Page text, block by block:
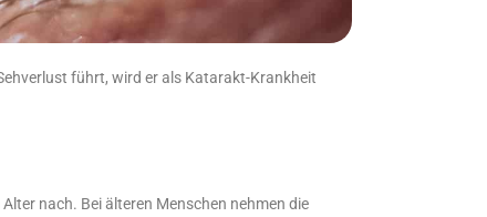
führt, wird er als Katarakt-Krankheit
nach. Bei älteren Menschen nehmen die